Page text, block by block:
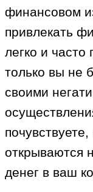
финансовом
привлекать
легко и часто
только вы не
своими
почувствуете,
открываются
денег в ваш